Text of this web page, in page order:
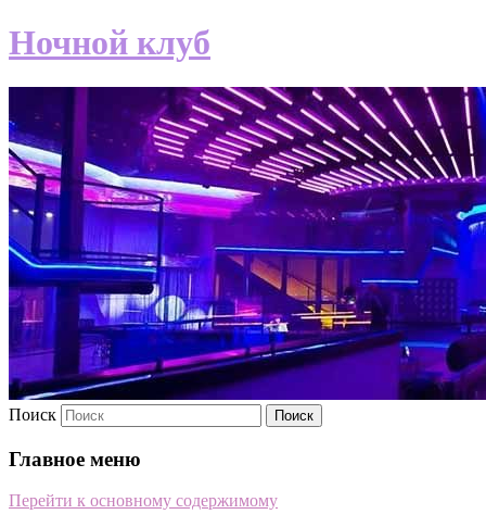
Ночной клуб
Поиск
Главное меню
Перейти к основному содержимому